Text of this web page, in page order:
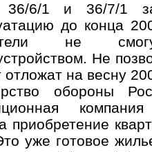
6/1 и 36/7/1
до конца
не
Не
на весну
обороны
приобретение
уже готовое